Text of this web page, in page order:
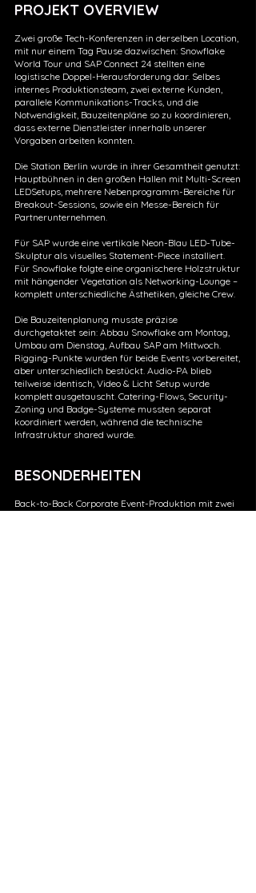
PROJEKT OVERVIEW
Zwei große Tech-Konferenzen in derselben Location,
mit nur einem Tag Pause dazwischen: Snowflake
World Tour und SAP Connect 24 stellten eine
logistische Doppel-Herausforderung dar. Selbes
internes Produktionsteam, zwei externe Kunden,
parallele Kommunikations-Tracks, und die
Notwendigkeit, Bauzeitenpläne so zu koordinieren,
dass externe Dienstleister innerhalb unserer
Vorgaben arbeiten konnten.
Die Station Berlin wurde in ihrer Gesamtheit genutzt:
Hauptbühnen in den großen Hallen mit Multi-Screen
LEDSetups, mehrere Nebenprogramm-Bereiche für
Breakout-Sessions, sowie ein Messe-Bereich für
Partnerunternehmen.
Für SAP wurde eine vertikale Neon-Blau LED-Tube-
Skulptur als visuelles Statement-Piece installiert.
Für Snowflake folgte eine organischere Holzstruktur
mit hängender Vegetation als Networking-Lounge –
komplett unterschiedliche Ästhetiken, gleiche Crew.
Die Bauzeitenplanung musste präzise
durchgetaktet sein: Abbau Snowflake am Montag,
Umbau am Dienstag, Aufbau SAP am Mittwoch.
Rigging-Punkte wurden für beide Events vorbereitet,
aber unterschiedlich bestückt. Audio-PA blieb
teilweise identisch, Video & Licht Setup wurde
komplett ausgetauscht. Catering-Flows, Security-
Zoning und Badge-Systeme mussten separat
koordiniert werden, während die technische
Infrastruktur shared wurde.
BESONDERHEITEN
Back-to-Back Corporate Event-Produktion mit zwei